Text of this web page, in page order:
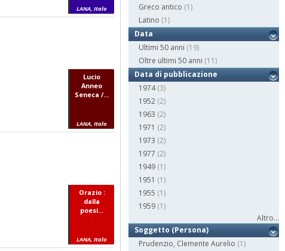
LANA, Italo
Lucio
Anneo
Seneca /...
LANA, Italo
Orazio :
dalla
poesi...
LANA, Italo
Greco antico (1)
Latino (1)
Data
Ultimi 50 anni (19)
Oltre ultimi 50 anni (11)
Data di pubblicazione
1974 (3)
1952 (2)
1963 (2)
1971 (2)
1973 (2)
1977 (2)
1949 (1)
1951 (1)
1955 (1)
1959 (1)
Altro...
Soggetto (Persona)
Prudenzio, Clemente Aurelio (1)